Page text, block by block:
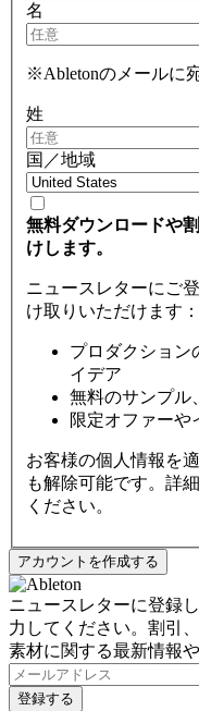
名
※Abletonのメールに
姓
国／地域
無料ダウンロードや
けします。
ニュースレターにご
け取りいただけます：
プロダクション
イデア
無料のサンプル
限定オファーや
お客様の個人情報を
も解除可能です。詳
ください。
ニュースレターに登録
力してください。割引
素材に関する最新情報